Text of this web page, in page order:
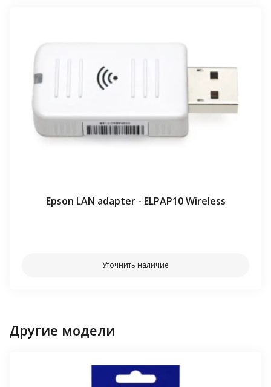
Epson LAN adapter - ELPAP10 Wireless
Уточнить наличие
Другие модели